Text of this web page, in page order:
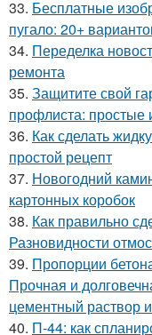
33. Бесплатные
пугало: 20+
34. Переделка
ремонта
35. Защитите свой
профлиста: простые
36. Как сделать
простой рецепт
37. Новогодний
картонных коробок
38. Как правильно
Разновидности
39. Пропорции
Прочная и
цементный раствор
40. П-44: как